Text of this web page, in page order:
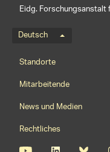
Eidg. Forschungsanstalt
Sprachmenü
Deutsch
Standorte
Mitarbeitende
News und Medien
Rechtliches